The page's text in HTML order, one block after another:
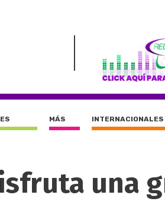
MÁS INTERNACIONALES
una